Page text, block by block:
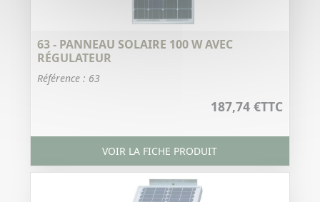
63 - PANNEAU SOLAIRE 100 W AVEC
RÉGULATEUR
Référence : 63
187,74 €TTC
VOIR LA FICHE PRODUIT